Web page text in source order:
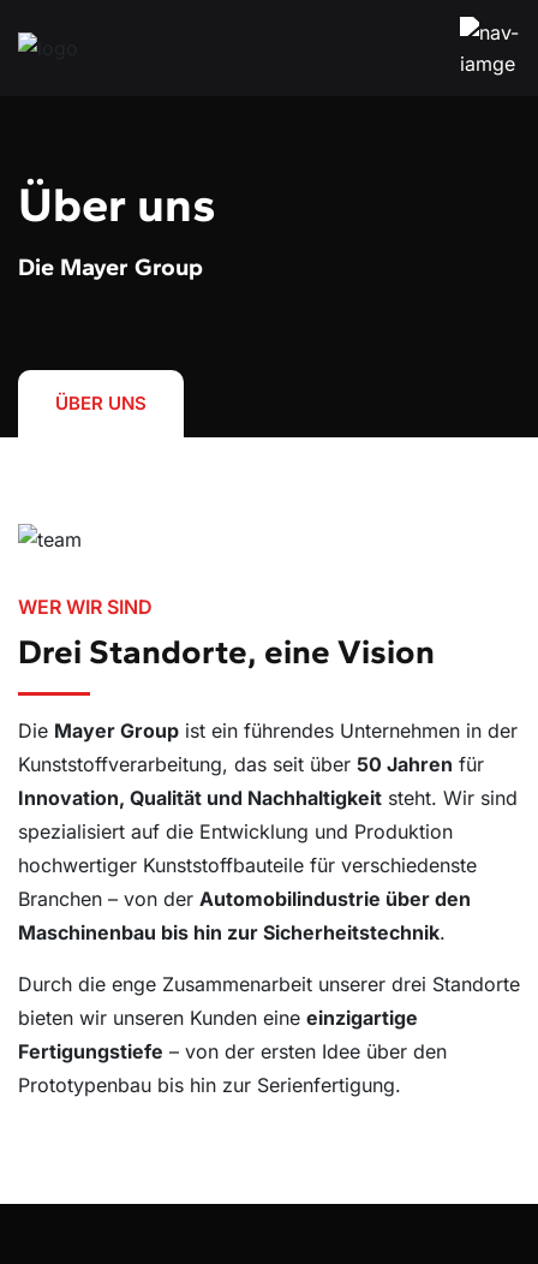
Über uns
Die Mayer Group
ÜBER UNS
WER WIR SIND
Drei Standorte, eine Vision
Die Mayer Group ist ein führendes Unternehmen in der
Kunststoffverarbeitung, das seit über 50 Jahren für
Innovation, Qualität und Nachhaltigkeit steht. Wir sind
spezialisiert auf die Entwicklung und Produktion
hochwertiger Kunststoffbauteile für verschiedenste
Branchen – von der Automobilindustrie über den
Maschinenbau bis hin zur Sicherheitstechnik.
Durch die enge Zusammenarbeit unserer drei Standorte
bieten wir unseren Kunden eine einzigartige
Fertigungstiefe – von der ersten Idee über den
Prototypenbau bis hin zur Serienfertigung.